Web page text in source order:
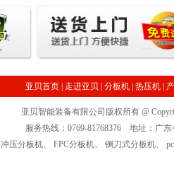
亚贝首页 走进亚贝 分板机 热压机
亚贝智能装备有限公司版权所有 @
服务热线：0769-81768376 地址：广
冲压分板机、 FPC分板机、 铡刀式分板机、